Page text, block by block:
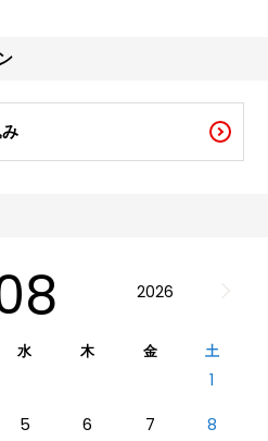
戦の最中で
2026
水 木 金 土
1
5 6 7
8